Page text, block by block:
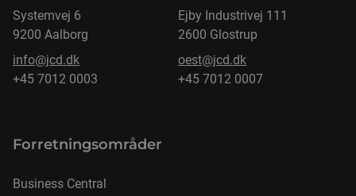
Systemvej 6
9200 Aalborg
info@jcd.dk
+45 7012 0003
Ejby Industrivej 111
2600 Glostrup
oest@jcd.dk
+45 7012 0007
Forretnings­områder
Business Central